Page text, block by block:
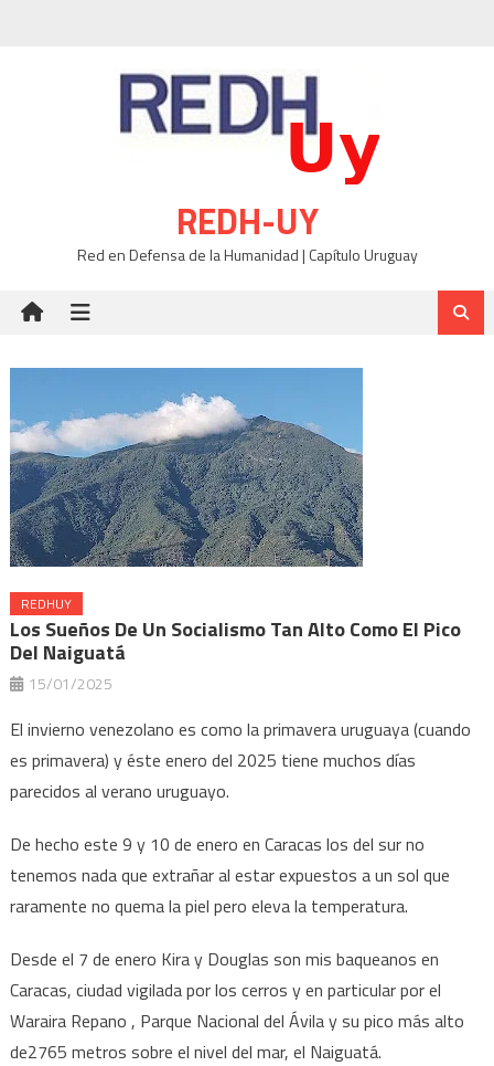
REDH-UY
Red en Defensa de la Humanidad | Capítulo Uruguay
REDHUY
Los Sueños De Un Socialismo Tan Alto Como El Pico
Del Naiguatá
15/01/2025
El invierno venezolano es como la primavera uruguaya (cuando
es primavera) y éste enero del 2025 tiene muchos días
parecidos al verano uruguayo.
De hecho este 9 y 10 de enero en Caracas los del sur no
tenemos nada que extrañar al estar expuestos a un sol que
raramente no quema la piel pero eleva la temperatura.
Desde el 7 de enero Kira y Douglas son mis baqueanos en
Caracas, ciudad vigilada por los cerros y en particular por el
Waraira Repano , Parque Nacional del Ávila y su pico más alto
de2765 metros sobre el nivel del mar, el Naiguatá.